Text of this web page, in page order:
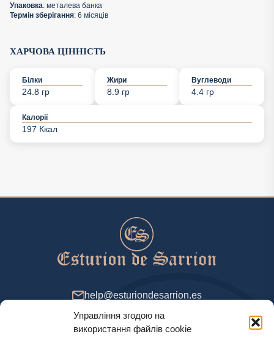
Управління згодою на
використання файлів cookie
Упаковка: металева банка
Термін зберігання: 6 місяців
ХАРЧОВА ЦІННІСТЬ
Білки
24.8 гр
Жири
8.9 гр
Вуглеводи
4.4 гр
Калорії
197 Ккал
help@esturiondesarrion.es
з 9 до 18 (GMT+2) у будні